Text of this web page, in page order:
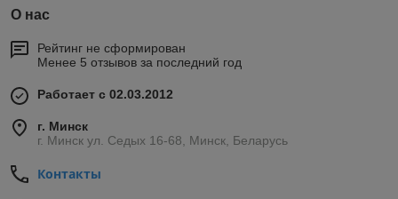
О нас
Рейтинг не сформирован
Менее 5 отзывов за последний год
Работает с 02.03.2012
г. Минск
г. Минск ул. Седых 16-68, Минск, Беларусь
Контакты